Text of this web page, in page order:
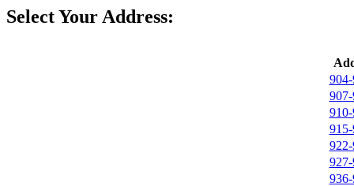
Select Your Address: